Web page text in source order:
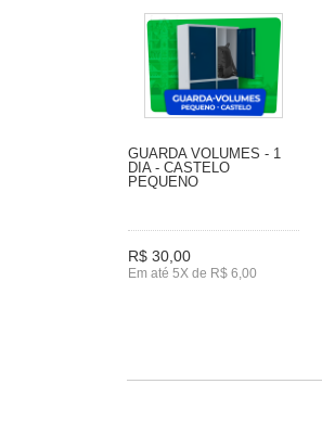
GUARDA VOLUMES - 1
DIA - CASTELO
PEQUENO
R$ 30,00
Em até 5X de R$ 6,00